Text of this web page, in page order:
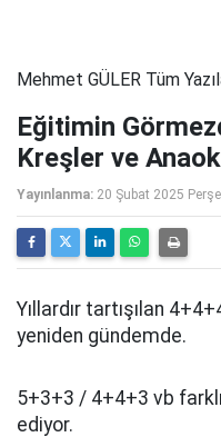
Mehmet GÜLER Tüm
Eğitimin
Kreşler ve
Yayınlanma: 20 Şubat 2025
Yıllardır tartışılan
yeniden gündemde.
5+3+3 / 4+4+3 vb
ediyor.